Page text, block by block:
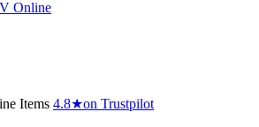
Online
Items 4.8★on Trustpilot